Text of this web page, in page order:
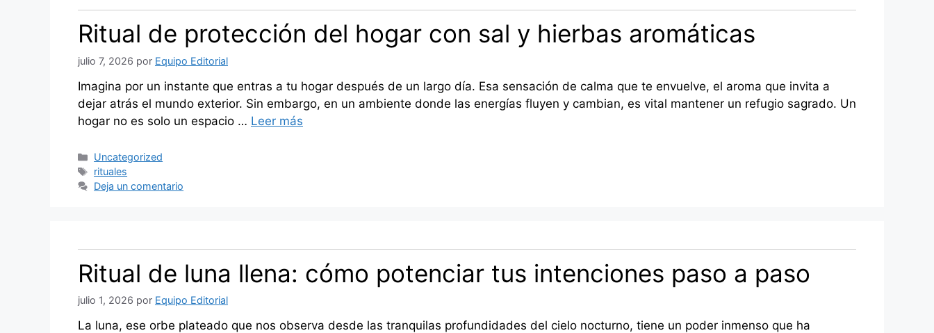
Ritual de protección del hogar con sal y hierbas aromáticas
julio 7, 2026 por Equipo Editorial
Imagina por un instante que entras a tu hogar después de un largo día. Esa sensación de calma que te envuelve, el aroma que invita a
dejar atrás el mundo exterior. Sin embargo, en un ambiente donde las energías fluyen y cambian, es vital mantener un refugio sagrado. Un
hogar no es solo un espacio … Leer más
Categorías
Uncategorized
Etiquetas
rituales
Deja un comentario
Ritual de luna llena: cómo potenciar tus intenciones paso a paso
julio 1, 2026 por Equipo Editorial
La luna, ese orbe plateado que nos observa desde las tranquilas profundidades del cielo nocturno, tiene un poder inmenso que ha